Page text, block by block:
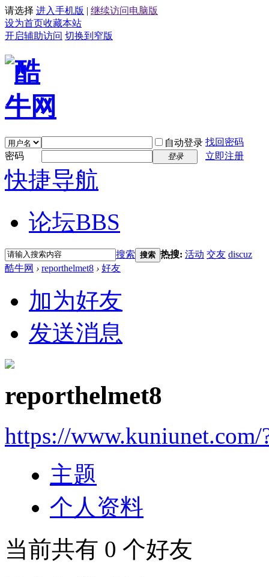
请选择 进入手机版 | 继续访问电脑版
设为首页收藏本站
开启辅助访问 切换到窄版
自动登录 找回密码
密码
登录 立即注册
快捷导航
论坛BBS
搜索 搜索 热搜: 活动 交友 discuz
酷牛网 › reporthelmet8 › 好友
加为好友
发送消息
reporthelmet8
https://www.kuniunet.com/
主题
个人资料
当前共有 0 个好友